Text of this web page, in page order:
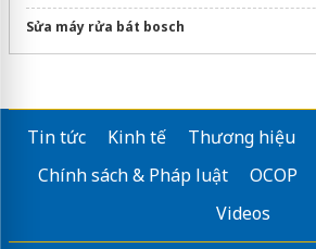
Sửa máy rửa bát bosch
Tin tức Kinh tế Thương hiệu
Chính sách & Pháp luật
OCOP
Videos